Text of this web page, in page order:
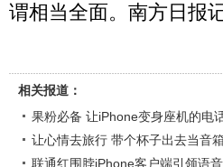
谓相当全面。南方日报
相关报道：
果粉必备 让iPhone变身座机的电
让心情去旅行 带个杯子出去当音箱
联通红围脖iPhone客户端引领语